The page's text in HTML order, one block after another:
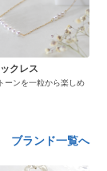
クレス
ーンを一粒から楽しめ
ブランド一覧へ